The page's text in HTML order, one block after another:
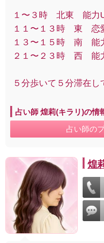
１〜３時 北東 能力
１１〜１３時 東 恋
１３〜１５時 南 能
２１〜２３時 西 能
５分歩いて５分滞在
占い師 煌莉(キラリ)の情
占い師の
煌